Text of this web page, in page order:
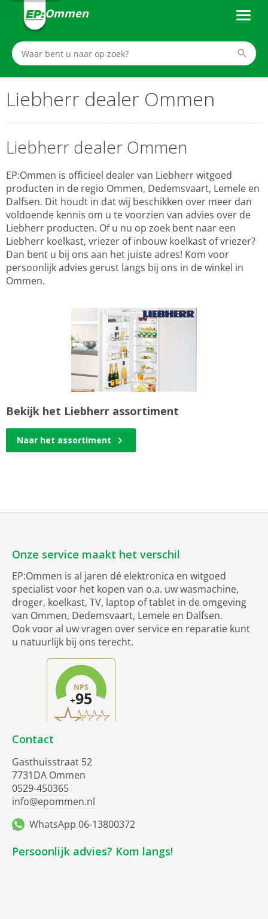
Ommen
Liebherr dealer Ommen
Liebherr dealer Ommen
EP:Ommen is officieel dealer van Liebherr witgoed
producten in de regio Ommen, Dedemsvaart, Lemele en
Dalfsen. Dit houdt in dat wij beschikken over meer dan
voldoende kennis om u te voorzien van advies over de
Liebherr producten. Of u nu op zoek bent naar een
Liebherr koelkast, vriezer of inbouw koelkast of vriezer?
Dan bent u bij ons aan het juiste adres! Kom voor
persoonlijk advies gerust langs bij ons in de winkel in
Ommen.
Bekijk het Liebherr assortiment
Naar het assortiment
Onze service maakt het verschil
EP:Ommen is al jaren dé elektronica en witgoed
specialist voor het kopen van o.a. uw wasmachine,
droger, koelkast, TV, laptop of tablet in de omgeving
van Ommen, Dedemsvaart, Lemele en Dalfsen.
Ook voor al uw vragen over service en reparatie kunt
u natuurlijk bij ons terecht.
Contact
Gasthuisstraat 52
7731DA Ommen
0529-450365
info@epommen.nl
WhatsApp 06-13800372
Persoonlijk advies? Kom langs!